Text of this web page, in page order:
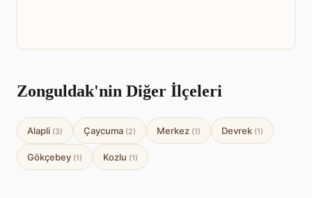
Zonguldak'nin Diğer İlçeleri
Alapli (3) Çaycuma (2) Merkez (1) Devrek (1)
Gökçebey (1) Kozlu (1)